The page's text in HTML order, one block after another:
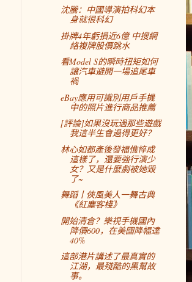
沈騰：中國導演拍科幻本
身就很科幻
掛牌4年虧損近6億 中搜網
絡複牌股價跳水
看Model S的瞬時扭矩如何
讓汽車避開一場追尾車
禍
eBay應用可識別用戶手機
中的照片進行商品推薦
[評論]如果沒玩過那些遊戲
我這半生會過得更好？
林心如都產後發福憔悴成
這樣了，還要強行演少
女？又是什麼劇被她毀
了~
舞蹈丨俠風美人一舞古典
《紅塵客棧》
開始清倉？樂視手機國內
降價600，在美國降幅達
40%
這部港片講述了最真實的
江湖，最殘酷的黑幫故
事。